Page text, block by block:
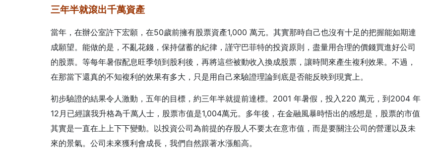
三年半就滾出千萬資產
當年，在辦公室許下宏願，在50歲前擁有股票資產1,000 萬元。其實那時自己也沒有十足的把握能如期達
成願望。能做的是，不亂花錢，保持儲蓄的紀律，謹守巴菲特的投資原則，盡量用合理的價錢買進好公司
的股票。 等每年暑假配息旺季領到股利後，再將這些被動收入換成股票，讓時間來產生複利效果。不過，
在那當下還真的不知複利的效果有多大，只是用自己來驗證理論到底是否能反映到現實上。
初步驗證的結果令人激動，五年的目標，約三年半就提前達標。2001 年暑假，投入220 萬元，到2004 年
12月已經讓我升格為千萬人士，股票市值是1,004萬元。 多年後，在金融風暴時悟出的感想是，股票的市值
其實是一直在上上下下變動。以投資公司為前提的存股人不要太在意市值，而是要關注公司的營運以及未
來的景氣。 公司未來獲利會成長，我們自然跟著水漲船高。